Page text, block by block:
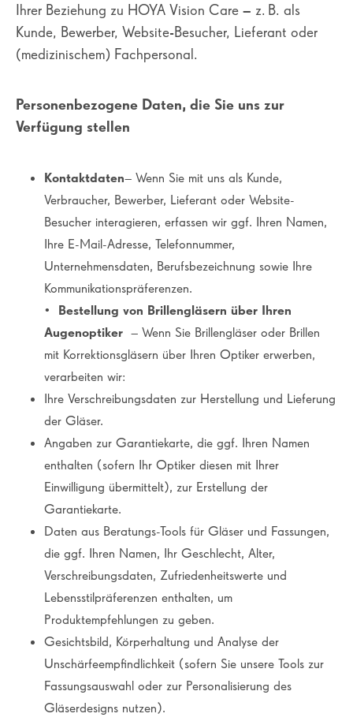
Ihrer Beziehung zu HOYA Vision Care – z. B. als
Kunde, Bewerber, Website-Besucher, Lieferant oder
(medizinischem) Fachpersonal.
Personenbezogene Daten, die Sie uns zur
Verfügung stellen
Kontaktdaten– Wenn Sie mit uns als Kunde,
Verbraucher, Bewerber, Lieferant oder Website-
Besucher interagieren, erfassen wir ggf. Ihren Namen,
Ihre E-Mail-Adresse, Telefonnummer,
Unternehmensdaten, Berufsbezeichnung sowie Ihre
Kommunikationspräferenzen.
• Bestellung von Brillengläsern über Ihren
Augenoptiker – Wenn Sie Brillengläser oder Brillen
mit Korrektionsgläsern über Ihren Optiker erwerben,
verarbeiten wir:
Ihre Verschreibungsdaten zur Herstellung und Lieferung
der Gläser.
Angaben zur Garantiekarte, die ggf. Ihren Namen
enthalten (sofern Ihr Optiker diesen mit Ihrer
Einwilligung übermittelt), zur Erstellung der
Garantiekarte.
Daten aus Beratungs-Tools für Gläser und Fassungen,
die ggf. Ihren Namen, Ihr Geschlecht, Alter,
Verschreibungsdaten, Zufriedenheitswerte und
Lebensstilpräferenzen enthalten, um
Produktempfehlungen zu geben.
Gesichtsbild, Körperhaltung und Analyse der
Unschärfeempfindlichkeit (sofern Sie unsere Tools zur
Fassungsauswahl oder zur Personalisierung des
Gläserdesigns nutzen).